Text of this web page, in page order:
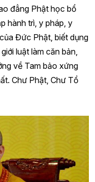
đẳng Phật học bổ
hành trì, y pháp, y
Đức Phật, biết dụng
luật làm căn bản,
về Tam bảo xứng
Chư Phật, Chư Tổ